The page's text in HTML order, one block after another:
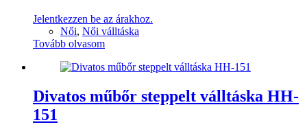
Jelentkezzen be az árakhoz.
Női, Női válltáska
Tovább olvasom
Divatos műbőr steppelt válltáska HH-
151